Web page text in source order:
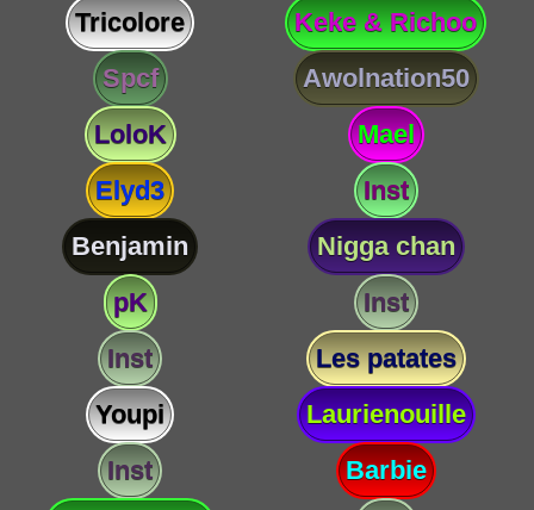
Tricolore
Keke & Richoo
Spcf
Awolnation50
LoloK
Mael
Elyd3
Inst
Benjamin
Nigga chan
pK
Inst
Inst
Les patates
Youpi
Laurienouille
Inst
Barbie